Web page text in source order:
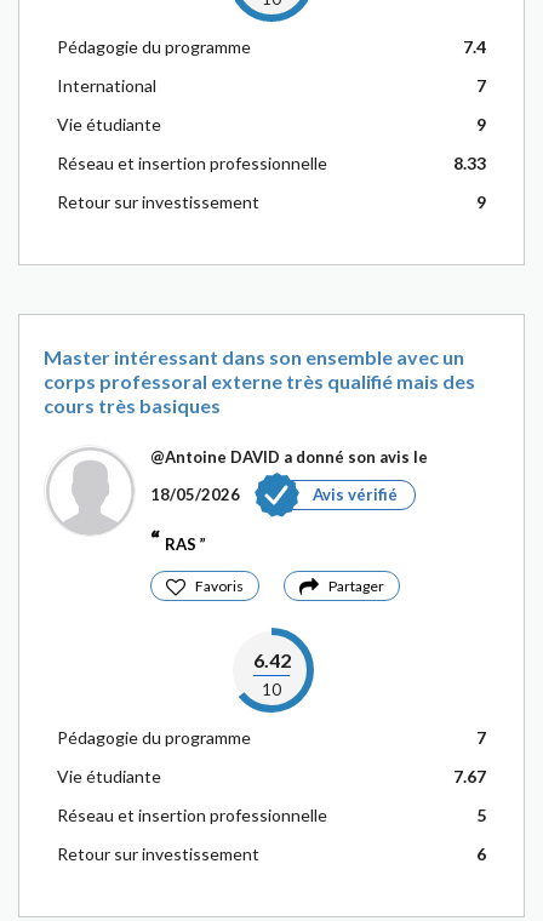
Pédagogie du programme
7.4
International
7
Vie étudiante
9
Réseau et insertion professionnelle
8.33
Retour sur investissement
9
Master intéressant dans son ensemble avec un
corps professoral externe très qualifié mais des
cours très basiques
@Antoine DAVID a donné son avis le
18/05/2026
Avis vérifié
RAS
Favoris Partager
6.42
10
Pédagogie du programme
7
Vie étudiante
7.67
Réseau et insertion professionnelle
5
Retour sur investissement
6